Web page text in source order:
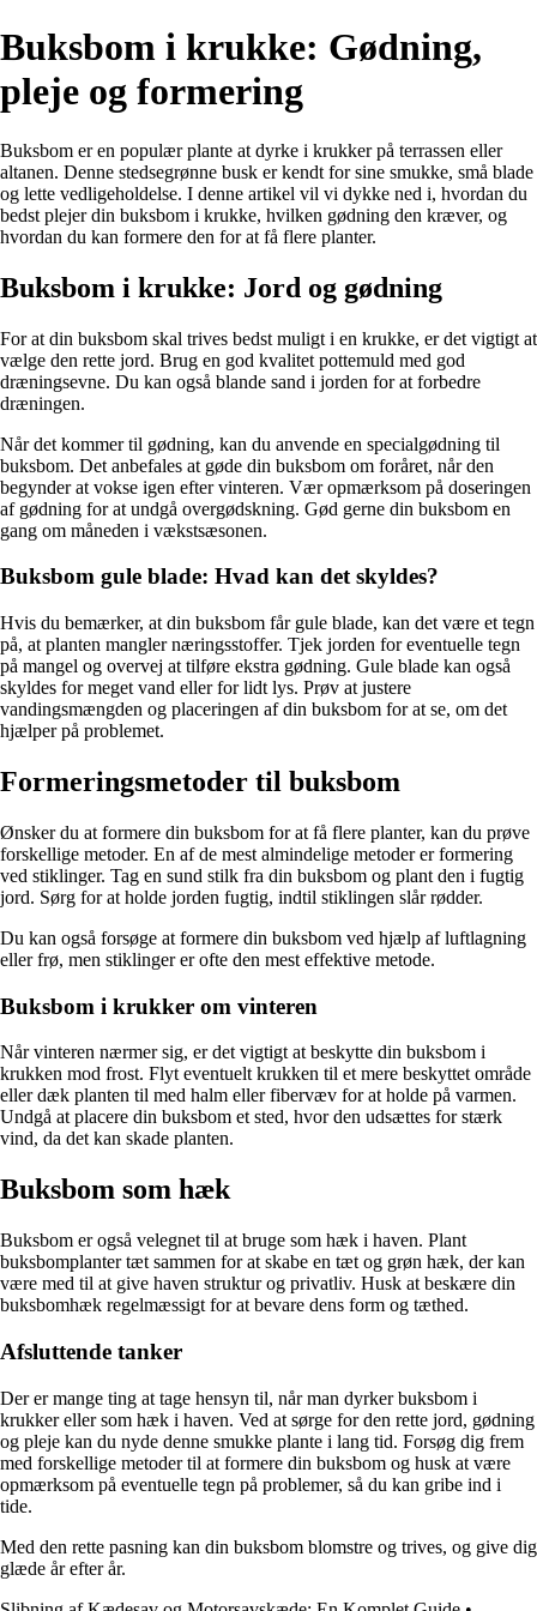
Buksbom i krukke: Gødning,
pleje og formering
Buksbom er en populær plante at dyrke i krukker på terrassen eller
altanen. Denne stedsegrønne busk er kendt for sine smukke, små blade
og lette vedligeholdelse. I denne artikel vil vi dykke ned i, hvordan du
bedst plejer din buksbom i krukke, hvilken gødning den kræver, og
hvordan du kan formere den for at få flere planter.
Buksbom i krukke: Jord og gødning
For at din buksbom skal trives bedst muligt i en krukke, er det vigtigt at
vælge den rette jord. Brug en god kvalitet pottemuld med god
dræningsevne. Du kan også blande sand i jorden for at forbedre
dræningen.
Når det kommer til gødning, kan du anvende en specialgødning til
buksbom. Det anbefales at gøde din buksbom om foråret, når den
begynder at vokse igen efter vinteren. Vær opmærksom på doseringen
af gødning for at undgå overgødskning. Gød gerne din buksbom en
gang om måneden i vækstsæsonen.
Buksbom gule blade: Hvad kan det skyldes?
Hvis du bemærker, at din buksbom får gule blade, kan det være et tegn
på, at planten mangler næringsstoffer. Tjek jorden for eventuelle tegn
på mangel og overvej at tilføre ekstra gødning. Gule blade kan også
skyldes for meget vand eller for lidt lys. Prøv at justere
vandingsmængden og placeringen af din buksbom for at se, om det
hjælper på problemet.
Formeringsmetoder til buksbom
Ønsker du at formere din buksbom for at få flere planter, kan du prøve
forskellige metoder. En af de mest almindelige metoder er formering
ved stiklinger. Tag en sund stilk fra din buksbom og plant den i fugtig
jord. Sørg for at holde jorden fugtig, indtil stiklingen slår rødder.
Du kan også forsøge at formere din buksbom ved hjælp af luftlagning
eller frø, men stiklinger er ofte den mest effektive metode.
Buksbom i krukker om vinteren
Når vinteren nærmer sig, er det vigtigt at beskytte din buksbom i
krukken mod frost. Flyt eventuelt krukken til et mere beskyttet område
eller dæk planten til med halm eller fibervæv for at holde på varmen.
Undgå at placere din buksbom et sted, hvor den udsættes for stærk
vind, da det kan skade planten.
Buksbom som hæk
Buksbom er også velegnet til at bruge som hæk i haven. Plant
buksbomplanter tæt sammen for at skabe en tæt og grøn hæk, der kan
være med til at give haven struktur og privatliv. Husk at beskære din
buksbomhæk regelmæssigt for at bevare dens form og tæthed.
Afsluttende tanker
Der er mange ting at tage hensyn til, når man dyrker buksbom i
krukker eller som hæk i haven. Ved at sørge for den rette jord, gødning
og pleje kan du nyde denne smukke plante i lang tid. Forsøg dig frem
med forskellige metoder til at formere din buksbom og husk at være
opmærksom på eventuelle tegn på problemer, så du kan gribe ind i
tide.
Med den rette pasning kan din buksbom blomstre og trives, og give dig
glæde år efter år.